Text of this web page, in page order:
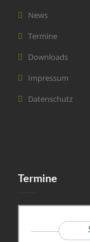
News
Termine
Downloads
Impressum
Datenschutz
Termine